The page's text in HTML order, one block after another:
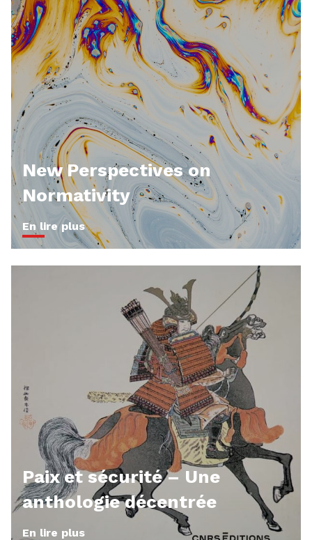
New Perspectives on
Normativity
En lire plus
Paix et sécurité – Une
anthologie décentrée
En lire plus